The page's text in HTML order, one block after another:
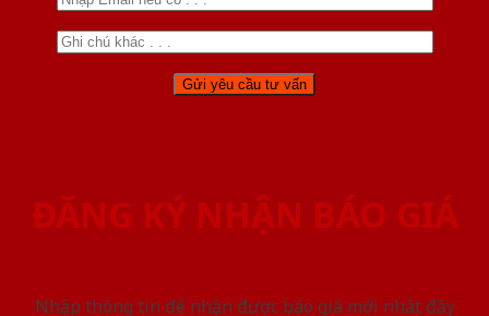
ĐĂNG KÝ NHẬN BÁO GIÁ
Nhập thông tin để nhận được báo giá mới nhât đầy